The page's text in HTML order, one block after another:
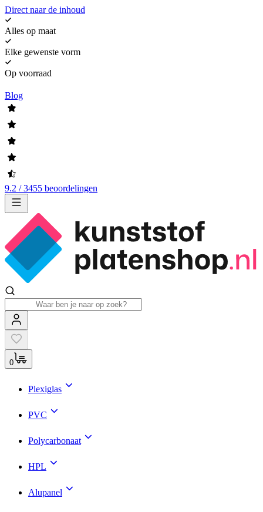
Direct naar de inhoud
Alles op maat
Elke gewenste vorm
Op voorraad
Blog
9.2 / 3455 beoordelingen
0
Plexiglas
PVC
Polycarbonaat
HPL
Alupanel